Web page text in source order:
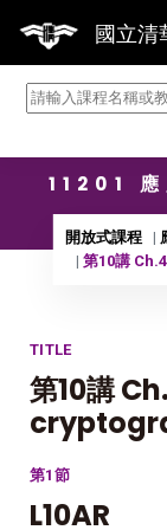
國立清
11201
開放式課程
第10講
TITLE
第10講
第1節
L10AR